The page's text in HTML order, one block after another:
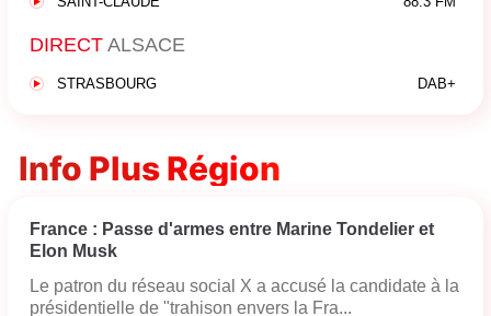
DIRECT ALSACE
STRASBOURG DAB+
Info Plus Région
France : Passe d'armes entre Marine Tondelier et
Elon Musk
Le patron du réseau social X a accusé la candidate à la
présidentielle de "trahison envers la Fra...